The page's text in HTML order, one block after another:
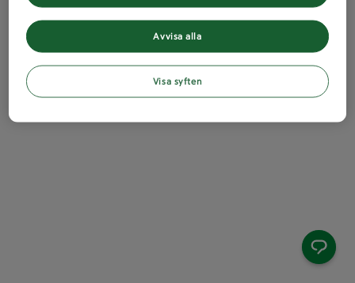
Avvisa alla
Visa syften